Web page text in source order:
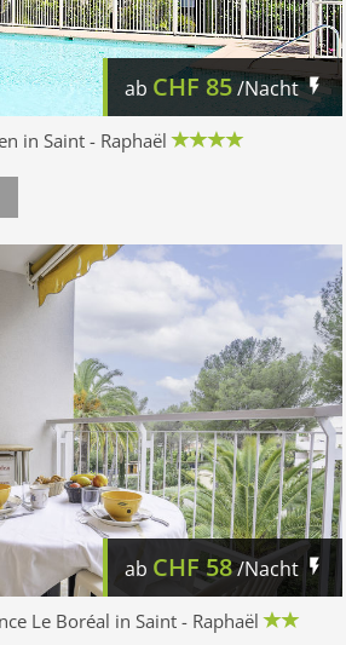
ab CHF 85/Nacht
in Saint - Raphaël
ab CHF58/Nacht
Le Boréal in Saint - Raphaël